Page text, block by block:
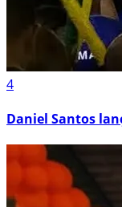
4
Daniel Santos